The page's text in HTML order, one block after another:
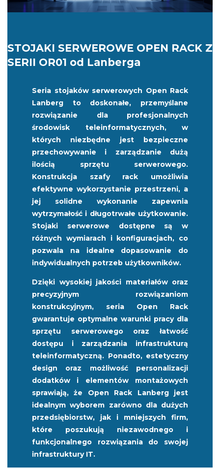
STOJAKI SERWEROWE OPEN RACK Z
SERII OR01 od Lanberga
Seria stojaków serwerowych Open Rack
Lanberg to doskonałe, przemyślane
rozwiązanie dla profesjonalnych
środowisk teleinformatycznych, w
których niezbędne jest bezpieczne
przechowywanie i zarządzanie dużą
ilością sprzętu serwerowego.
Konstrukcja szafy rack umożliwia
efektywne wykorzystanie przestrzeni, a
jej solidne wykonanie zapewnia
wytrzymałość i długotrwałe użytkowanie.
Stojaki serwerowe dostępne są w
różnych wymiarach i konfiguracjach, co
pozwala na idealne dopasowanie do
indywidualnych potrzeb użytkowników.
Dzięki wysokiej jakości materiałów oraz
precyzyjnym rozwiązaniom
konstrukcyjnym, seria Open Rack
gwarantuje optymalne warunki pracy dla
sprzętu serwerowego oraz łatwość
dostępu i zarządzania infrastrukturą
teleinformatyczną. Ponadto, estetyczny
design oraz możliwość personalizacji
dodatków i elementów montażowych
sprawiają, że Open Rack Lanberg jest
idealnym wyborem zarówno dla dużych
przedsiębiorstw, jak i mniejszych firm,
które poszukują niezawodnego i
funkcjonalnego rozwiązania do swojej
infrastruktury IT.